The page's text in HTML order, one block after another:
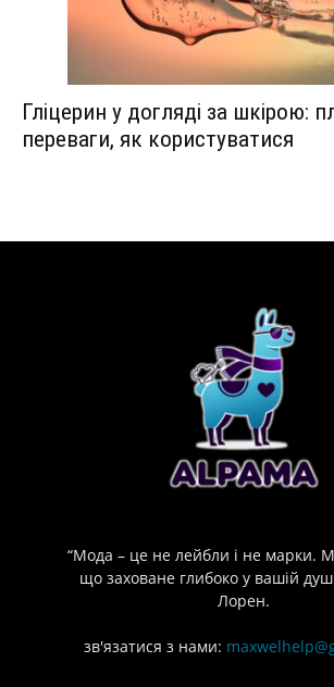
Гліцерин у догляді за шкірою:
переваги, як користуватися
“Мода – це не лейбли і не марки.
що заховане глибоко у вашій
Лорен.
зв'язатися з нами: